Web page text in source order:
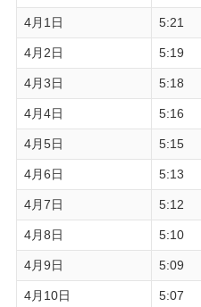
4月1日 5:21
4月2日 5:19
4月3日 5:18
4月4日 5:16
4月5日 5:15
4月6日 5:13
4月7日 5:12
4月8日 5:10
4月9日 5:09
4月10日 5:07